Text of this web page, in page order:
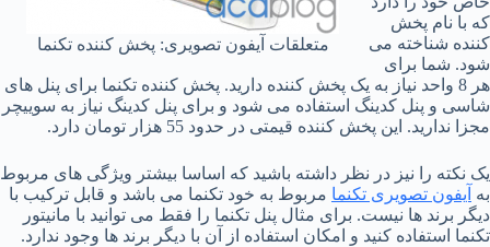
متعلقات آیفون تصویری: پخش کننده تکنما
که با نام پخش
کننده شناخته می
شود. شما برای
هر 8 واحد نیاز به یک پخش کننده دارید. پخش کننده تکنما برای پنل های
شاسی و پنل کدینگ استفاده می شود و برای پنل کدینگ نیاز به سوییچر
مجزا ندارید. این پخش کننده قیمتی در حدود 55 هزار تومان دارد.
یک نکته را نیز در نظر داشته باشید که اساسا بیشتر ویژگی های مربوط
به آیفون تصویری تکنما مربوط به خود تکنما می باشد و قابل ترکیب با
دیگر برند ها نیست. برای مثال پنل تکنما را فقط می توانید با مانیتور
تکنما استفاده کنید و امکان استفاده از آن با دیگر برند ها وجود ندارد.